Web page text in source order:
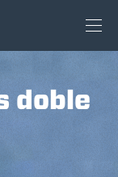
doble